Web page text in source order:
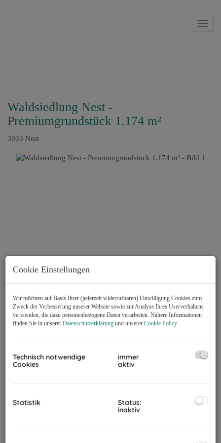
Waldsiedlung Nest -
Premiumgrundstück 1.174 m²
3033 Nest
Cookie Einstellungen
Wir möchten auf Basis Ihrer (jederzeit widerrufbaren) Einwilligung Cookies zum
Zweck der Verbesserung unserer Website sowie zur Analyse Ihres Userverhaltens
verwenden, die dazu personenbezogene Daten verarbeiten. Nähere Informationen
finden Sie in unserer Datenschutzerklärung und unserer Cookie Policy.
Technisch notwendige
Cookies
immer
aktiv
Statistik
Status:
inaktiv